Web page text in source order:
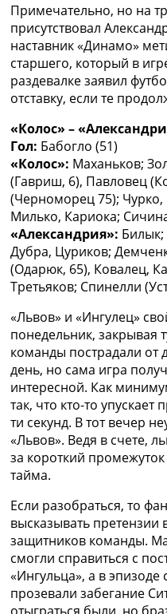
Примечательно, но на
присутствовал
наставник «Динамо»
старшего, который в
раздевалке заявил
отставку, если те
«Колос» –
Гол: Бабогло (51)
«Колос»: Маханьков;
(Гавриш, 6), Павловец
(Черноморец 75); Чурко,
Милько, Кариока;
«Александрия»:
Дубра, Цуриков;
(Одарюк, 65), Ковалец,
Третьяков; Спинелли
«Львов» и «Ингулец»
понедельник, закрывая
команды пострадали от
день, но сама игра
интересной. Как
так, что кто-то
ти секунд. В тот вечер
«Львов». Ведя в счете,
за короткий
тайма.
Если разобраться, то
высказывать претензии
защитников команды.
смогли справиться с
«Ингульца», а в
прозевали забегание